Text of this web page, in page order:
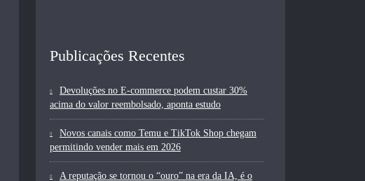
Publicações Recentes
Devoluções no E-commerce podem custar 30%
acima do valor reembolsado, aponta estudo
Novos canais como Temu e TikTok Shop chegam
permitindo vender mais em 2026
A reputação se tornou o “ouro” na era da IA, é o